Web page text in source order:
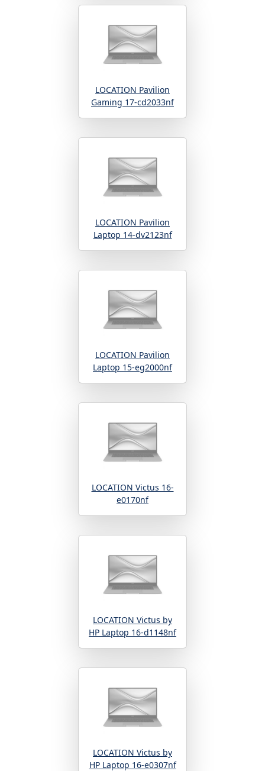
LOCATION Pavilion
Gaming 17-cd2033nf
LOCATION Pavilion
Laptop 14-dv2123nf
LOCATION Pavilion
Laptop 15-eg2000nf
LOCATION Victus 16-
e0170nf
LOCATION Victus by
HP Laptop 16-d1148nf
LOCATION Victus by
HP Laptop 16-e0307nf